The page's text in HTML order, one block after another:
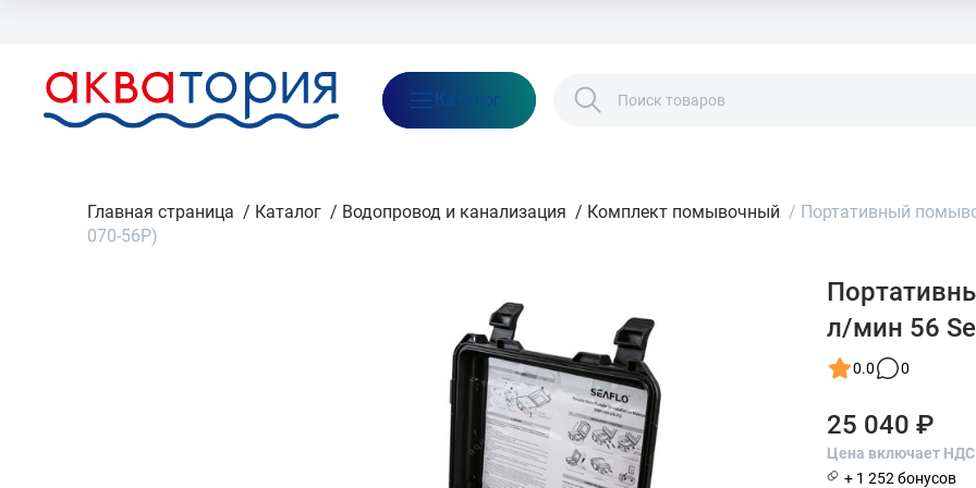
Каталог
Главная страница / Каталог / Водопровод и канализация / Комплект помывочный / Портативный
070-56P)
л/мин 56
0.0 0
25 040 ₽
Цена включает НДС
+ 1 252 бонусов